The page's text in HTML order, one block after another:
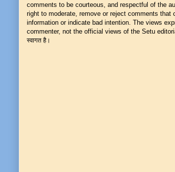
comments to be courteous, and respectful of the
right to moderate, remove or reject comments that
information or indicate bad intention. The views
commenter, not the official views of the Setu
स्वागत है।